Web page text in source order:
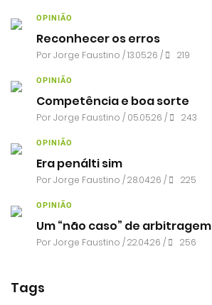
OPINIÃO
Reconhecer os erros
PorJorge Faustino / 13.05.26 / 219
OPINIÃO
Competência e boa sorte
PorJorge Faustino / 05.05.26 / 243
OPINIÃO
Era penálti sim
PorJorge Faustino / 28.04.26 / 225
OPINIÃO
Um “não caso” de arbitragem
PorJorge Faustino / 22.04.26 / 256
Tags